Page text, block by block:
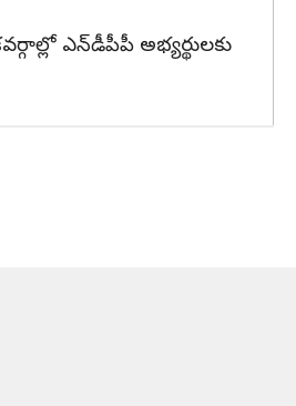
ఎన్‌డీపీపీ అభ్యర్థులకు